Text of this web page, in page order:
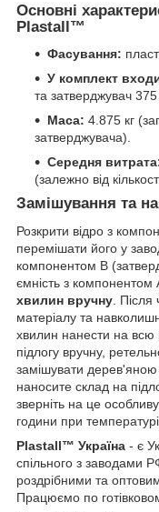
Основні
Plastall™
Фасування:
У комплект
та затверджувач
Маса: 4.875 кг
затверджувача).
Середня
(залежно від
Замішування та
Розкрити відро з
перемішати його у
компонентом В
ємність з компонентом
хвилин вручну. Після
матеріалу та
хвилин нанести на
підлогу вручну,
замішувати дерев'яною
наносите склад на
зверніть на це
години при
Plastall™ Україна - є
спільного з заводами
роздрібними та
Працюємо по